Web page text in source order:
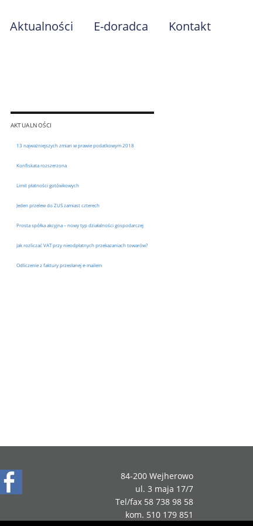
Aktualności E-doradca Kontakt
AKTUALNOŚCI
13 najważniejszych zmian w prawie podatkowym 2018
Konfiskata rozszerzona
Limit płatności gotówkowych
Jeden przelew do ZUS zamiast czterech
Prosta spółka akcyjna – nowy typ działalności gospodarczej
Jak rozliczać VAT przy nieodpłatnych przekazaniach towarów?
Odliczenie z faktury przesłanej e-mailem
84-200 Wejherowo
ul. 3 maja 17/7
Tel/fax 58 738 98 58
kom. 510 179 851